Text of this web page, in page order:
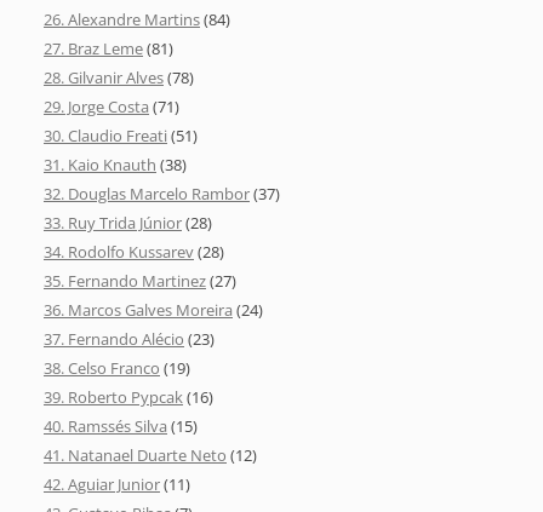
26. Alexandre Martins(84)
27. Braz Leme(81)
28. Gilvanir Alves(78)
29. Jorge Costa (71)
30. Claudio Freati(51)
31. Kaio Knauth (38)
32. Douglas Marcelo Rambor(37)
33. Ruy Trida Júnior(28)
34. Rodolfo Kussarev(28)
35. Fernando Martinez(27)
36. Marcos Galves Moreira (24)
37. Fernando Alécio (23)
38. Celso Franco (19)
39. Roberto Pypcak(16)
40. Ramssés Silva (15)
41. Natanael Duarte Neto (12)
42. Aguiar Junior(11)